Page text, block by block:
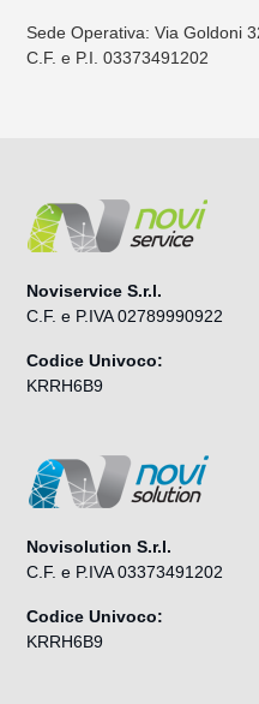
Sede Operativa: Via Goldoni
C.F. e P.I. 03373491202
Noviservice S.r.l.
C.F. e P.IVA 02789990922
Codice Univoco:
KRRH6B9
Novisolution S.r.l.
C.F. e P.IVA 03373491202
Codice Univoco:
KRRH6B9